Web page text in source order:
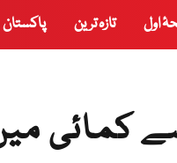
اول تازہ ترین پاکستان
سے